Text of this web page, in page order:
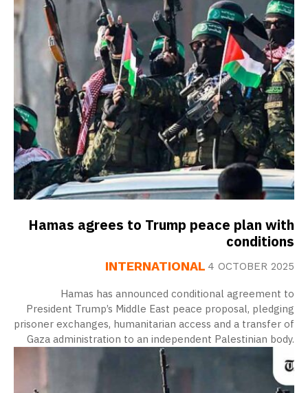
Hamas agrees to Trump peace plan with
conditions
INTERNATIONAL 4 OCTOBER 2025
Hamas has announced conditional agreement to
President Trump’s Middle East peace proposal, pledging
prisoner exchanges, humanitarian access and a transfer of
Gaza administration to an independent Palestinian body.